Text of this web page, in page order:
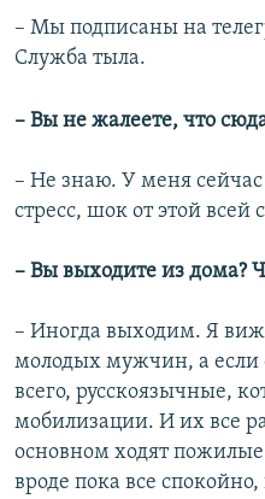
– Мы подписаны на
Служба тыла.
– Вы не жалеете, что
– Не знаю. У меня сейчас
стресс, шок от этой всей
– Вы выходите из дома?
– Иногда выходим. Я
молодых мужчин, а если
всего, русскоязычные,
мобилизации. И их все
основном ходят
вроде пока все